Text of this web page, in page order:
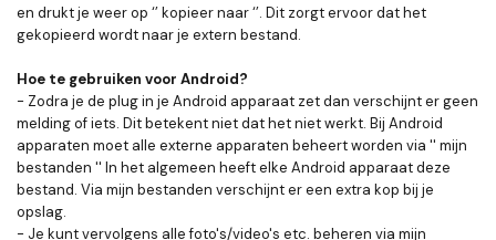
en drukt je weer op ‘’ kopieer naar ‘’. Dit zorgt ervoor dat het
gekopieerd wordt naar je extern bestand.
Hoe te gebruiken voor Android?
- Zodra je de plug in je Android apparaat zet dan verschijnt er geen
melding of iets. Dit betekent niet dat het niet werkt. Bij Android
apparaten moet alle externe apparaten beheert worden via '' mijn
bestanden '' In het algemeen heeft elke Android apparaat deze
bestand. Via mijn bestanden verschijnt er een extra kop bij je
opslag.
- Je kunt vervolgens alle foto's/video's etc. beheren via mijn